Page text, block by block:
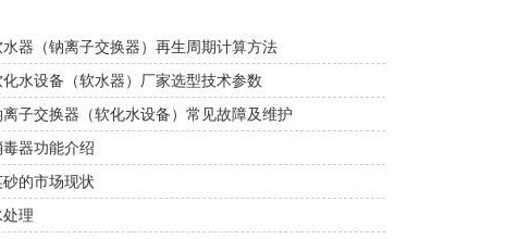
器（钠离子交换器）再生周期计算方法
水设备（软水器）厂家选型技术参数
子交换器（软化水设备）常见故障及维护
器功能介绍
的市场现状
理